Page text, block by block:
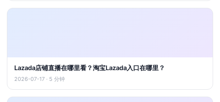
Lazada店铺直播在哪里看？淘宝Lazada入口在哪里？
2026-07-17 · 5 分钟